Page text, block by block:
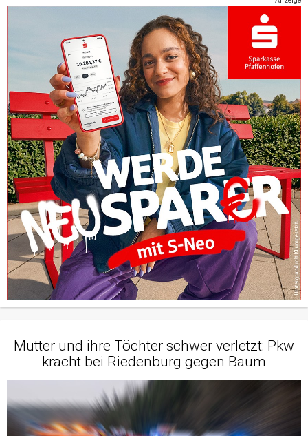
Mutter und ihre Töchter schwer verletzt: Pkw
kracht bei Riedenburg gegen Baum